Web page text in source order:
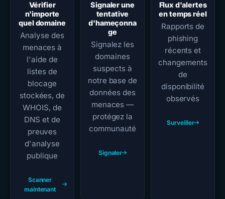
Vérifier
n'importe
quel domaine
Analyse des
menaces à
l'aide de
listes de
blocage
stockées, de
WHOIS, de
DNS et de
preuves
d'analyse
publique
Scanner
maintenant
Signaler une
tentative
d'hameçonna
ge
Signalez les
domaines
suspects à
notre base de
données des
menaces —
protégez la
communauté
Signaler
Flux d'alertes
en temps réel
Rapports de
phishing
récents et
changements
de
disponibilité
observés
Surveiller